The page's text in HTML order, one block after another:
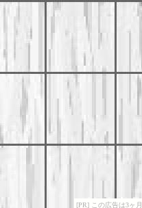
[PR] この広告は3ヶ